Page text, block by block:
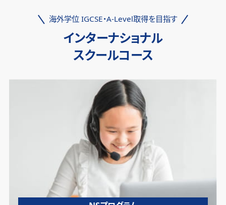
海外学位 IGCSE・A-Level取得を目指す
インターナショナル
スクールコース